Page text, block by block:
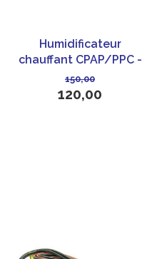
Humidificateur
chauffant CPAP/PPC -
SEFAM - GoodKnight
H2O
150,00
120,00